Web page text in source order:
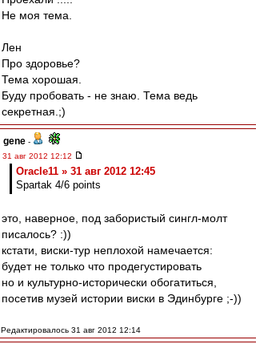
Не моя тема.
Лен
Про здоровье?
Тема хорошая.
Буду пробовать - не знаю. Тема ведь
секретная.;)
gene -
31 авг 2012 12:12
Oracle11 » 31 авг 2012 12:45
Spartak 4/6 points
это, наверное, под забористый сингл-молт
писалось? :))
кстати, виски-тур неплохой намечается:
будет не только что продегустировать
но и культурно-исторически обогатиться,
посетив музей истории виски в Эдинбурге ;-))
Редактировалось 31 авг 2012 12:14